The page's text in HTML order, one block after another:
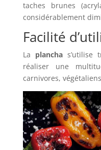
taches brunes
considérablement
Facilité
La planchas’utilise
réaliser une
carnivores,